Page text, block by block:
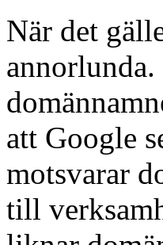
När det
att Google
motsvarar
till